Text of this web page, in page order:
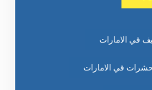
في الامارات
في الامارات